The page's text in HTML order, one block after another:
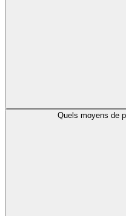
Quels moyens de